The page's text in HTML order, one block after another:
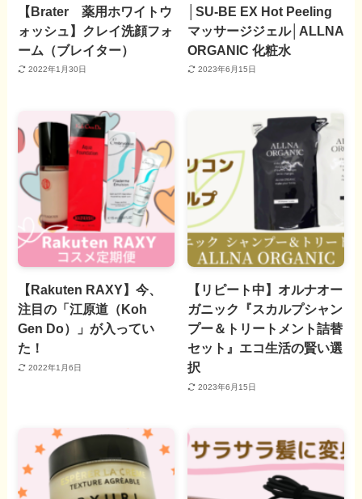
【Brater 薬用ホワイトウ
ォッシュ】クレイ洗顔フォ
ーム（ブレイター）
2022年1月30日
│SU-BE EX Hot Peeling
マッサージジェル│ALLNA
ORGANIC 化粧水
2023年6月15日
【Rakuten RAXY】今、
注目の「江原道（Koh
Gen Do）」が入ってい
た！
2022年1月6日
【リピート中】オルナオー
ガニック『スカルプシャン
プー＆トリートメント詰替
セット』エコ生活の賢い選
択
2023年6月15日